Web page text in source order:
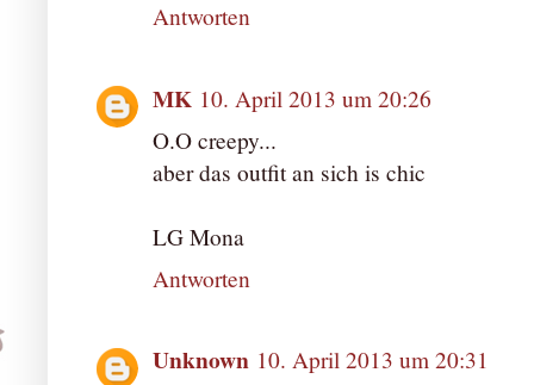
Antworten
MK 10. April 2013 um 20:26
O.O creepy...
aber das outfit an sich is chic
LG Mona
Antworten
Unknown 10. April 2013 um 20:31